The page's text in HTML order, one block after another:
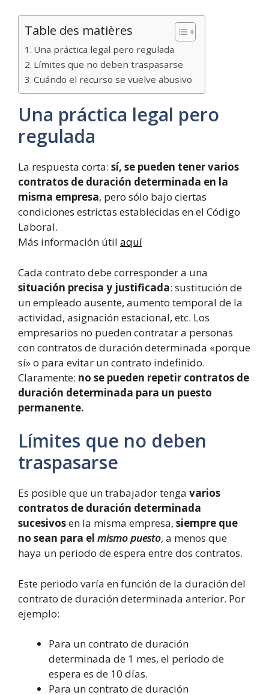
Table des matières
Una práctica legal pero regulada
Límites que no deben traspasarse
Cuándo el recurso se vuelve abusivo
Una práctica legal pero
regulada
La respuesta corta: sí, se pueden tener varios
contratos de duración determinada en la
misma empresa, pero sólo bajo ciertas
condiciones estrictas establecidas en el Código
Laboral.
Más información útil aquí
Cada contrato debe corresponder a una
situación precisa y justificada: sustitución de
un empleado ausente, aumento temporal de la
actividad, asignación estacional, etc. Los
empresarios no pueden contratar a personas
con contratos de duración determinada «porque
sí» o para evitar un contrato indefinido.
Claramente: no se pueden repetir contratos de
duración determinada para un puesto
permanente.
Límites que no deben
traspasarse
Es posible que un trabajador tenga varios
contratos de duración determinada
sucesivosen la misma empresa, siempre que
no sean para el mismo puesto, a menos que
haya un periodo de espera entre dos contratos.
Este periodo varía en función de la duración del
contrato de duración determinada anterior. Por
ejemplo:
Para un contrato de duración
determinada de 1 mes, el periodo de
espera es de 10 días.
Para un contrato de duración